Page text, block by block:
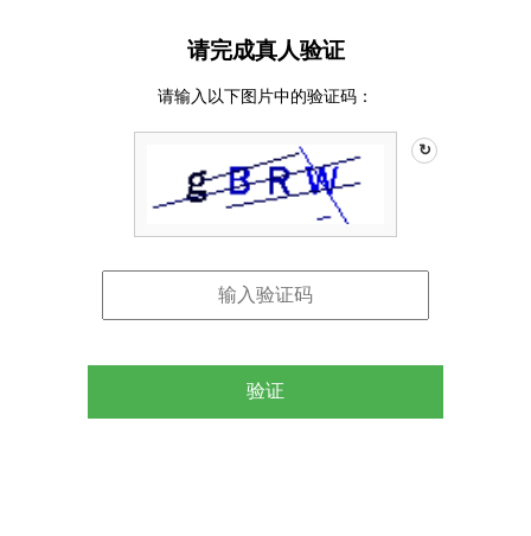
请完成真人验证
请输入以下图片中的验证码：
↻
验证